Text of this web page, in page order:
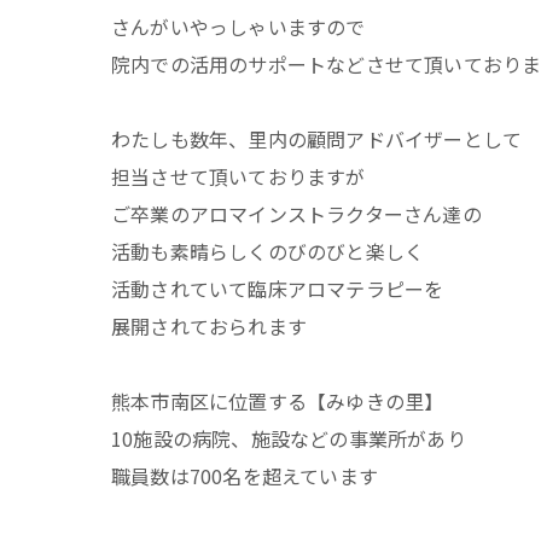
さんがいやっしゃいますので
院内での活用のサポートなどさせて頂いており
わたしも数年、里内の顧問アドバイザーとして
担当させて頂いておりますが
ご卒業のアロマインストラクターさん達の
活動も素晴らしくのびのびと楽しく
活動されていて臨床アロマテラピーを
展開されておられます
熊本市南区に位置する【みゆきの里】
10施設の病院、施設などの事業所があり
職員数は700名を超えています